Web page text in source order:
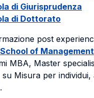
di Giurisprudenza
di Dottorato
post
of Management
MBA, Master
su Misura per individui,